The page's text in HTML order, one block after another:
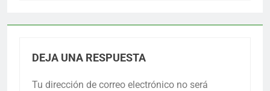
DEJA UNA RESPUESTA
Tu dirección de correo electrónico no será